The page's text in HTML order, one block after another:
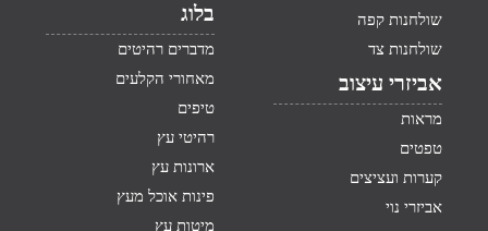
שולחנות קפה
שולחנות צד
אביזרי עיצוב
מראות
טפטים
קערות ועציצים
אביזרי נוי
בלוג
מדברים רהיטים
מאחורי הקלעים
טיפים
רהיטי עץ
ארונות עץ
פינות אוכל מעץ
מיטות עץ